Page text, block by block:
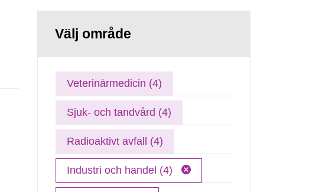
Välj område
Veterinärmedicin (4)
Sjuk- och tandvård (4)
Radioaktivt avfall (4)
Industri och handel (4)